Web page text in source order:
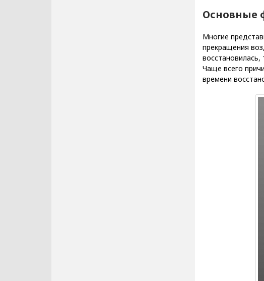
Основные
Многие
прекращения
Чаще всего
времени